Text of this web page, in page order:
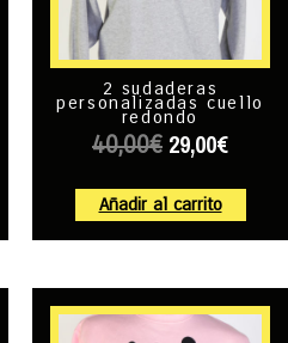
2 sudaderas
personalizadas cuello
redondo
40,00€ 29,00€
Añadir al carrito